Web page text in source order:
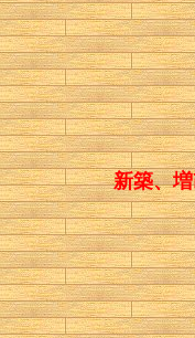
新築、